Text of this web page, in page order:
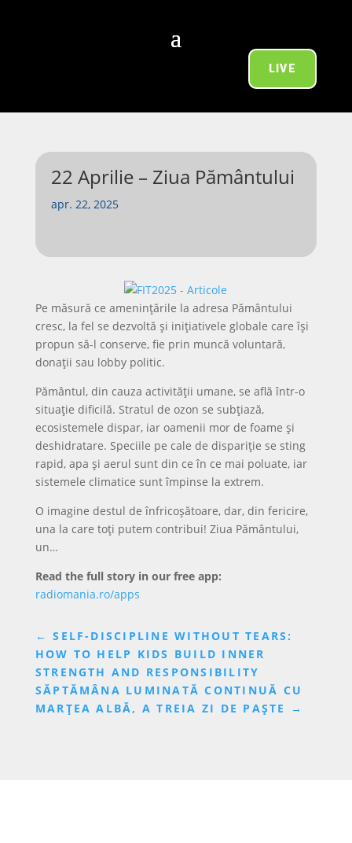
LIVE
22 Aprilie – Ziua Pământului
apr. 22, 2025
Pe măsură ce amenințările la adresa Pământului
cresc, la fel se dezvoltă și inițiativele globale care își
propun să-l conserve, fie prin muncă voluntară,
donații sau lobby politic.
Pământul, din cauza activității umane, se află într-o
situație dificilă. Stratul de ozon se subțiază,
ecosistemele dispar, iar oamenii mor de foame și
deshidratare. Speciile pe cale de dispariție se sting
rapid, apa și aerul sunt din ce în ce mai poluate, iar
sistemele climatice sunt împinse la extrem.
O imagine destul de înfricoșătoare, dar, din fericire,
una la care toți putem contribui! Ziua Pământului,
un…
Read the full story in our free app:
radiomania.ro/apps
←SELF-DISCIPLINE WITHOUT TEARS:
HOW TO HELP KIDS BUILD INNER
STRENGTH AND RESPONSIBILITY
SĂPTĂMÂNA LUMINATĂ CONTINUĂ CU
MARȚEA ALBĂ, A TREIA ZI DE PAȘTE
→